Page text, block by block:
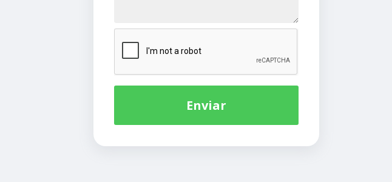
Enviar